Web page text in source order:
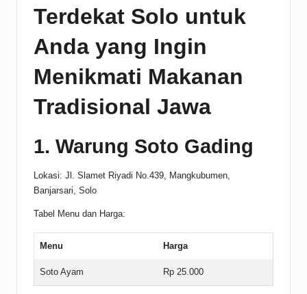
Terdekat Solo untuk
Anda yang Ingin
Menikmati Makanan
Tradisional Jawa
1. Warung Soto Gading
Lokasi: Jl. Slamet Riyadi No.439, Mangkubumen,
Banjarsari, Solo
Tabel Menu dan Harga:
Menu Harga
Soto Ayam Rp 25.000